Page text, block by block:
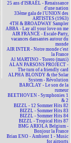
25 ans d'ISRAËL - Renaissance
d'une nation
33ème gala de l'UNION des
ARTISTES (1963)
4TH & BROADWAY Sampler
ABBA - Lay all your love on me
AIR FRANCE - Escale-Party,
vacances dansantes autour du
monde
AIR INTER - Notre monde c'est
la France
Al MARTINO - Torero (maxi)
ALAN PARSONS PROJECT -
The turn of a friendly card
ALPHA BLONDY & the Solar
System - Révolution
BARCLAY - Le son de la
rumeur
BEETHOVEN - Symphonies 1
& 2
BIZZL - 12 Sommer Hits 82
BIZZL - Sommer Hits 83
BIZZL - Sommer Hits 84
BIZZL - Tropical Hits 87
BMG ARIOLA Belgium -
Bonjour la France
Brian ENO - Ambient 1 - Music
for airports